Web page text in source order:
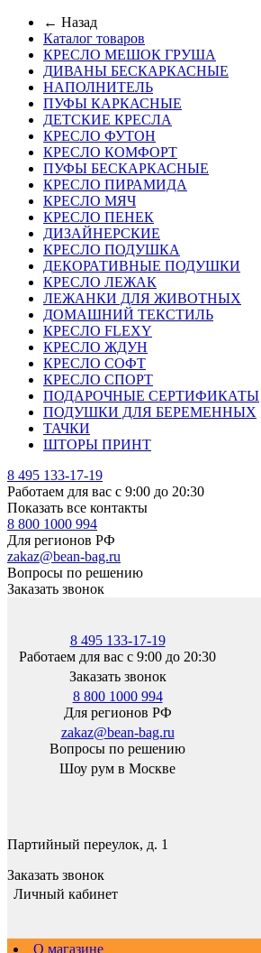
← Назад
Каталог товаров
КРЕСЛО МЕШОК ГРУША
ДИВАНЫ БЕСКАРКАСНЫЕ
НАПОЛНИТЕЛЬ
ПУФЫ КАРКАСНЫЕ
ДЕТСКИЕ КРЕСЛА
КРЕСЛО ФУТОН
КРЕСЛО КОМФОРТ
ПУФЫ БЕСКАРКАСНЫЕ
КРЕСЛО ПИРАМИДА
КРЕСЛО МЯЧ
КРЕСЛО ПЕНЕК
ДИЗАЙНЕРСКИЕ
КРЕСЛО ПОДУШКА
ДЕКОРАТИВНЫЕ ПОДУШКИ
КРЕСЛО ЛЕЖАК
ЛЕЖАНКИ ДЛЯ ЖИВОТНЫХ
ДОМАШНИЙ ТЕКСТИЛЬ
КРЕСЛО FLEXY
КРЕСЛО ЖДУН
КРЕСЛО СОФТ
КРЕСЛО СПОРТ
ПОДАРОЧНЫЕ СЕРТИФИКАТЫ
ПОДУШКИ ДЛЯ БЕРЕМЕННЫХ
ТАЧКИ
ШТОРЫ ПРИНТ
8 495 133-17-19
Работаем для вас с 9:00 до 20:30
Показать все контакты
8 800 1000 994
Для регионов РФ
zakaz@bean-bag.ru
Вопросы по решению
Заказать звонок
8 495 133-17-19
Работаем для вас с 9:00 до 20:30
Заказать звонок
8 800 1000 994
Для регионов РФ
zakaz@bean-bag.ru
Вопросы по решению
Шоу рум в Москве
Партийный переулок, д. 1
Заказать звонок
Личный кабинет
О магазине